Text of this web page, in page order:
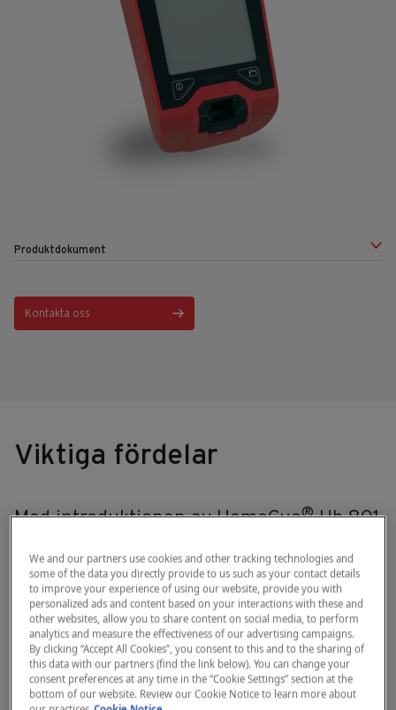
Produktdokument
Kontakta oss
Viktiga fördelar
Med introduktionen av HemoCue®Hb 801
en ny nivå. Systemet är utformat med
dina behov i åtanke och ger snabb och
enkel tillgång till resultat av
laboratoriekvalitet utan att kompromissa
med noggrannheten, även i krävande
klimat med höga temperaturer och hög
We and our partners use cookies and other tracking technologies and
some of the data you directly provide to us such as your contact details
to improve your experience of using our website, provide you with
personalized ads and content based on your interactions with these and
other websites, allow you to share content on social media, to perform
analytics and measure the effectiveness of our advertising campaigns.
By clicking “Accept All Cookies”, you consent to this and to the sharing of
this data with our partners (find the link below). You can change your
consent preferences at any time in the “Cookie Settings” section at the
bottom of our website. Review our Cookie Notice to learn more about